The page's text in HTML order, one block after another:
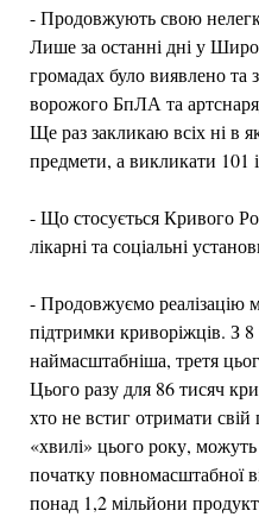
- Продовжують свою
Лише за останні дні у
громадах було виявлено та
ворожого БпЛА та
Ще раз закликаю всіх ні в
предмети, а викликати 101
- Що стосується Кривого
лікарні та соціальні
- Продовжуємо реалізацію
підтримки криворіжців. З
наймасштабніша, третя
Цього разу для 86 тисяч
хто не встиг отримати
«хвилі» цього року,
початку повномасштабної
понад 1,2 мільйони